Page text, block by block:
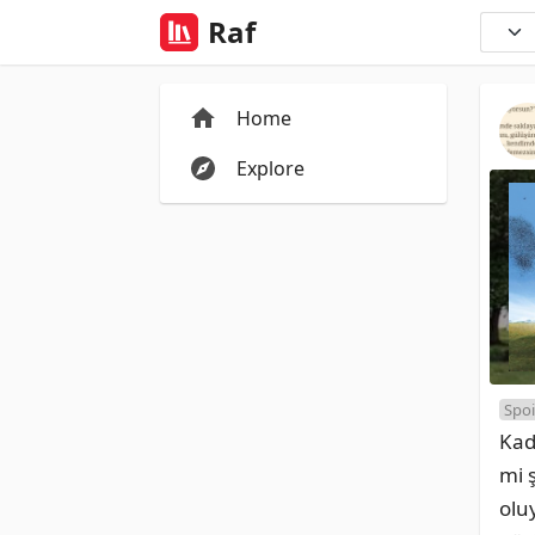
Raf
Home
Explore
mi